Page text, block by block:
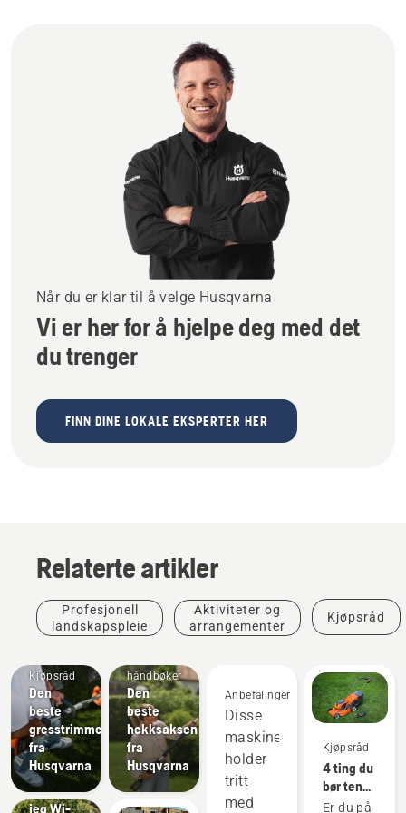
Når du er klar til å velge Husqvarna
Vi er her for å hjelpe deg med det
du trenger
FINN DINE LOKALE EKSPERTER HER
Relaterte artikler
Profesjonell
landskapspleie
Aktiviteter og
arrangementer
Kjøpsråd
Kjøpsråd
Den
beste
gresstrimmeren
fra
Husqvarna
Kjøpsråd
Hvorfor
trenger
jeg Wi-
Veiledninger
håndbøker
Den
beste
hekksaksen
fra
Husqvarna
Anbefalinger
Disse
maskinene
holder
tritt
med
Kjøpsråd
4 ting du
bør tenke
på når du
Er du på